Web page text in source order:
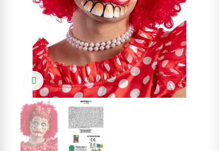
Click to enlarge